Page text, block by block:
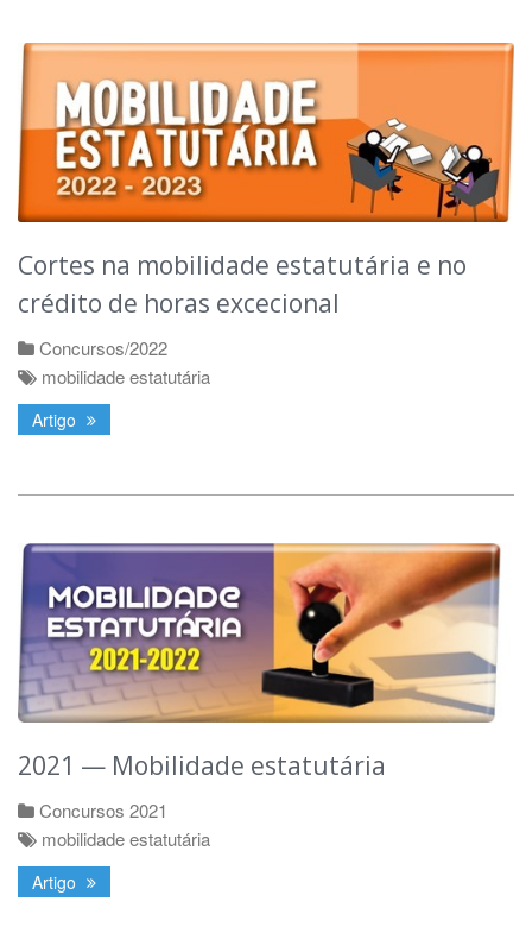
Cortes na mobilidade estatutária e no
crédito de horas excecional
Concursos/2022
mobilidade estatutária
Artigo
2021 — Mobilidade estatutária
Concursos 2021
mobilidade estatutária
Artigo